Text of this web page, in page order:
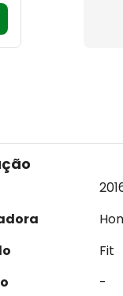
Fit
-